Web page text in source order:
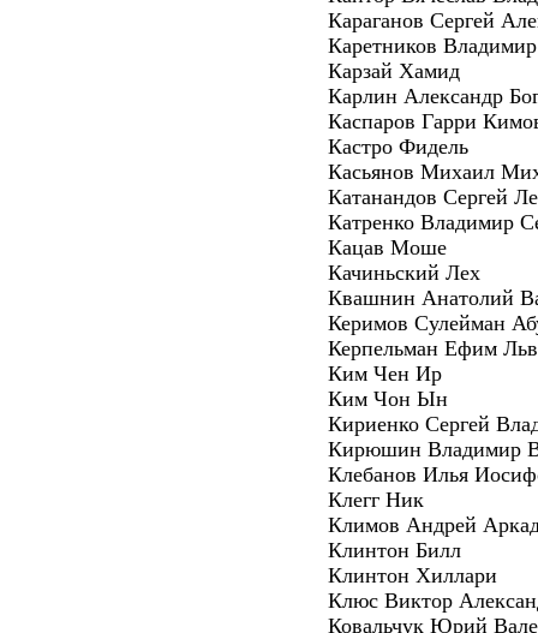
Караганов Сергей
Каретников
Карзай Хамид
Карлин Александр
Каспаров Гарри
Кастро Фидель
Касьянов Михаил
Катанандов Сергей
Катренко Владимир
Кацав Моше
Качиньский Лех
Квашнин Анатолий
Керимов Сулейман
Керпельман Ефим
Ким Чен Ир
Ким Чон Ын
Кириенко Сергей
Кирюшин Владимир
Клебанов Илья
Клегг Ник
Климов Андрей
Клинтон Билл
Клинтон Хиллари
Клюс Виктор
Ковальчук Юрий